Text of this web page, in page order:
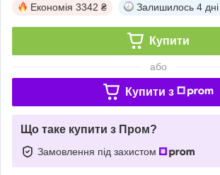
Економія 3342 ₴ Залишилось 4 дні
Купити
або
Купити з
Що таке купити з Пром?
Замовлення під захистом